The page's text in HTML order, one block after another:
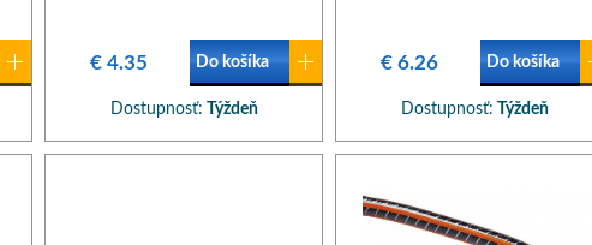
€ 4.35 Do košíka
Dostupnosť: Týždeň
€ 6.26 Do košíka
Dostupnosť: Týždeň